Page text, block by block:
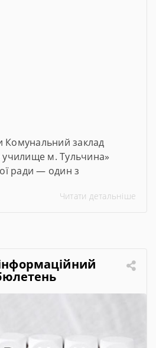
Комунальний заклад
м. Тульчина»
ради — один з
освіти і науки
опановувати сучасні
та спеціальності. Завдяки
[…]
Читати детальніше